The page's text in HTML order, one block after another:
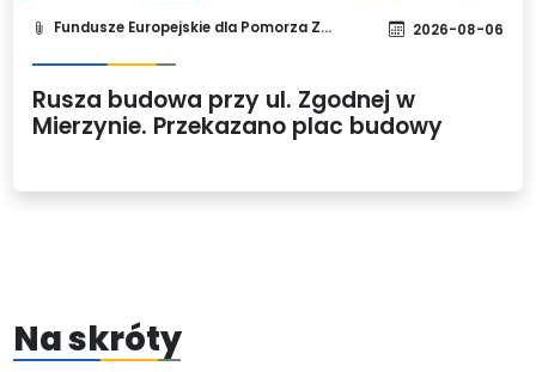
Fundusze Europejskie dla Pomorza Zachodniego 2021-2027 2026-08-06
Rusza budowa przy ul. Zgodnej w
Mierzynie. Przekazano plac budowy
Na skróty